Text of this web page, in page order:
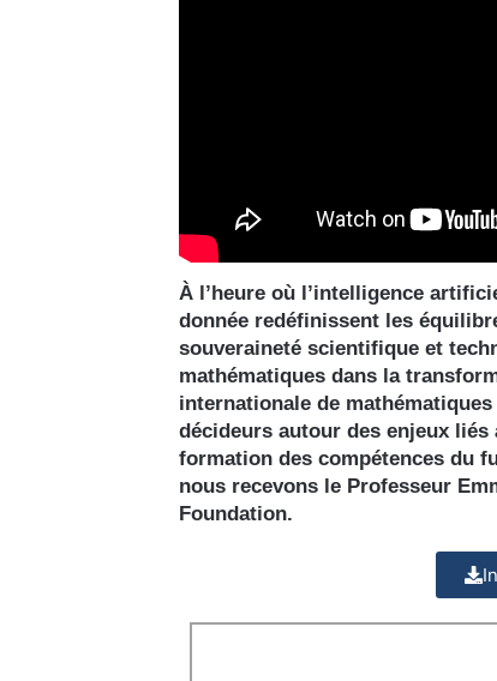
À l’heure où l’intelligence
donnée redéfinissent les
souveraineté scientifique et
mathématiques dans la
internationale de
décideurs autour des enjeux
formation des compétences du
nous recevons le Professeur
Foundation.